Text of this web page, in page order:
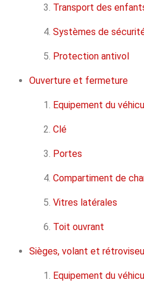
Transport des
Systèmes de
Protection antivol
Ouverture et fermeture
Equipement du
Clé
Portes
Compartiment de
Vitres latérales
Toit ouvrant
Sièges, volant et
Equipement du